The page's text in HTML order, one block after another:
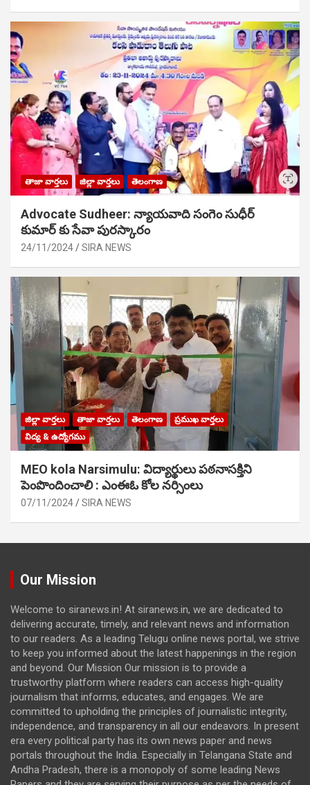
తాజా వార్తలు జిల్లా వార్తలు తెలంగాణ
Advocate Sudheer: న్యాయవాది సంగెం సుధీర్
కుమార్ కు సేవా పురస్కారం
24/11/2024 SIRA NEWS
జిల్లా వార్తలు తాజా వార్తలు తెలంగాణ
ప్రముఖ వార్తలు
విద్య & ఉద్యోగము
MEO kola Narsimulu: విద్యార్థులు పఠ‌నాసక్తిని
పెంపొందించాలి : ఎంఈఓ కోల నర్సింలు
07/11/2024 SIRA NEWS
Our Mission
Welcome to siranews.in! At siranews.in, we are dedicated to
delivering accurate, timely, and relevant news and information
to our readers. As a leading Telugu online news portal, we strive
to keep you informed about the latest happenings in the region
and beyond. Our Mission Our mission is to provide a
trustworthy platform where readers can access high-quality
journalism that informs, educates, and engages. We are
committed to upholding the principles of journalistic integrity,
independence, and transparency in all our endeavors. In present
era every political party has its own news paper and news
portals throughout the India. Especially in Telangana State and
Andha Pradesh, there is a monopoly of some leading News